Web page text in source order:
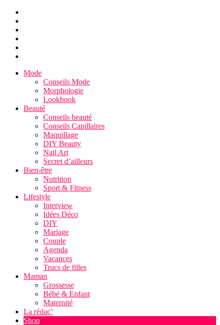
Mode
Conseils Mode
Morphologie
Lookbook
Beauté
Conseils beauté
Conseils Capillaires
Maquillage
DIY Beauty
Nail Art
Secret d’ailleurs
Bien-être
Nutrition
Sport & Fitness
Lifestyle
Interview
Idées Déco
DIY
Mariage
Couple
Agenda
Vacances
Trucs de filles
Maman
Grossesse
Bébé & Enfant
Maternité
La rédac’
Shop